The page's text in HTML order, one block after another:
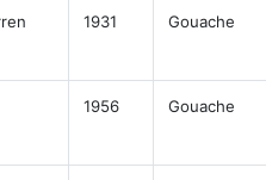
1931 Gouache
1956 Gouache